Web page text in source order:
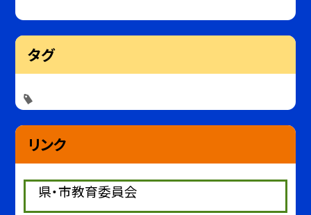
タグ
リンク
県・市教育委員会